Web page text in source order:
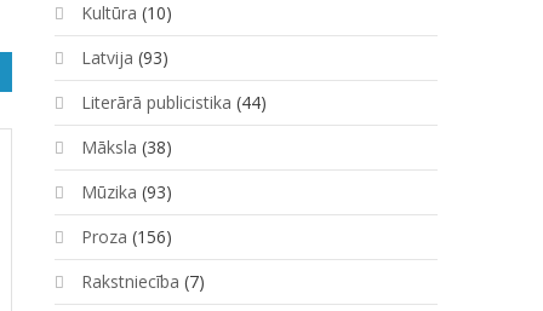
Kultūra (10)
Latvija (93)
Literārā publicistika (44)
Māksla (38)
Mūzika (93)
Proza (156)
Rakstniecība (7)